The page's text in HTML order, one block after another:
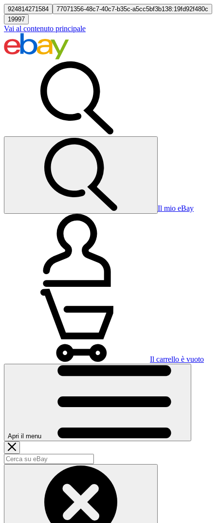
924814271584
77071356-48c7-40c7-b35c-a5cc5bf3b138:19fd92f480c
19997
Vai al contenuto principale
Il mio eBay
Il carrello è vuoto
Apri il menu